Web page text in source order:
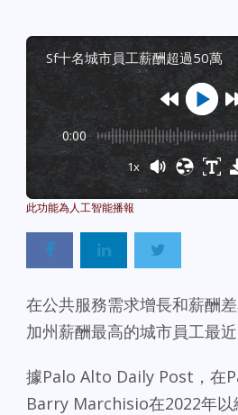
sf十名城市員工薪酬超過50萬
0:00
1x
在公共服務需求增長和薪酬
加州薪酬最高的城市員工最近
據Palo Alto Daily Post，在
Barry Marchisio在2022年以